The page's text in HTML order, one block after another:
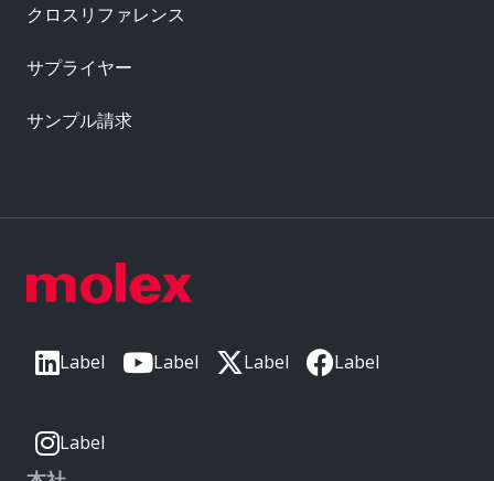
Label Label Label Label
Label
クロスリファレンス
サプライヤー
サンプル請求